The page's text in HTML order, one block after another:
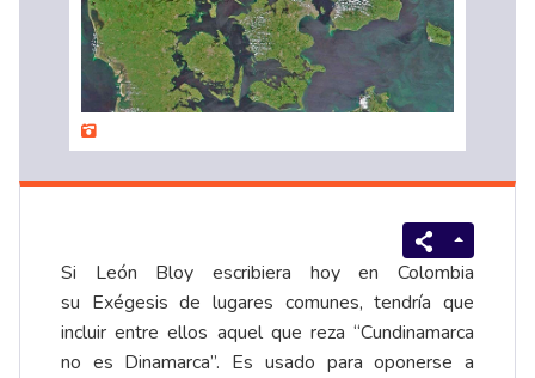
Si León Bloy escribiera hoy en Colombia
su Exégesis de lugares comunes, tendría que
incluir entre ellos aquel que reza “Cundinamarca
no es Dinamarca”. Es usado para oponerse a